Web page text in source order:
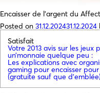
Encaisser de l’argent du
Posted on 31.12.202431.12.2024
Satisfait
Votre 2013 avis sur les jeux
un’monnaie quelque peu :
Les explications avec
gaming pour encaisser
(gratuite sauf que d’emblée)